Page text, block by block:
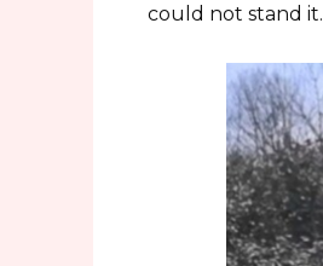
could not stand it.